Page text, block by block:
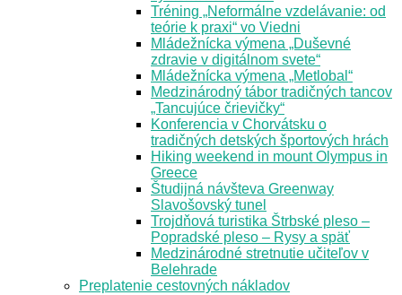
Tréning „Neformálne vzdelávanie: od
teórie k praxi“ vo Viedni
Mládežnícka výmena „Duševné
zdravie v digitálnom svete“
Mládežnícka výmena „Metlobal“
Medzinárodný tábor tradičných tancov
„Tancujúce črievičky“
Konferencia v Chorvátsku o
tradičných detských športových hrách
Hiking weekend in mount Olympus in
Greece
Študijná návšteva Greenway
Slavošovský tunel
Trojdňová turistika Štrbské pleso –
Popradské pleso – Rysy a späť
Medzinárodné stretnutie učiteľov v
Belehrade
Preplatenie cestovných nákladov